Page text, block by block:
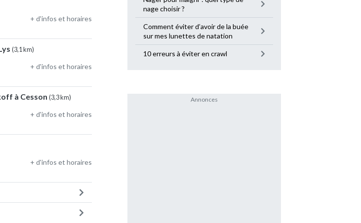
+ d'infos et horaires
(3,1 km)
+ d'infos et horaires
à Cesson (3,3 km)
+ d'infos et horaires
+ d'infos et horaires
nage choisir ?
Comment éviter d’avoir de la buée
sur mes lunettes de natation
10 erreurs à éviter en crawl